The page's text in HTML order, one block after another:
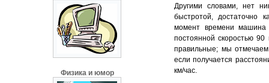
Физика и юмор
Другими словами, нет
быстротой, достаточно
момент времени машина
постоянной скоростью
правильные; мы
если получается
км/час.